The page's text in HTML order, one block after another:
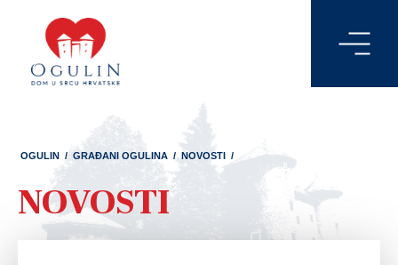
OGULIN / GRAĐANI OGULINA / NOVOSTI /
NOVOSTI